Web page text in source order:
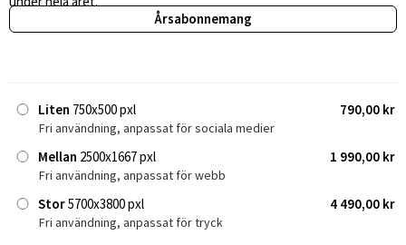
Årsabonnemang
Liten 750x500 pxl 790,00 kr
Fri användning, anpassat för sociala medier
Mellan 2500x1667 pxl 1 990,00 kr
Fri användning, anpassat för webb
Stor5700x3800 pxl 4 490,00 kr
Fri användning, anpassat för tryck